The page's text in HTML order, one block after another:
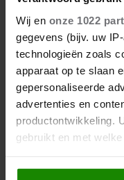
Wij en onze 1022
gegevens (bijv. uw
technologieën zoals
apparaat op te slaan
gepersonaliseerde
advertenties en
productontwikkeling.
gebruikt en met welke
Als u het toestaat,